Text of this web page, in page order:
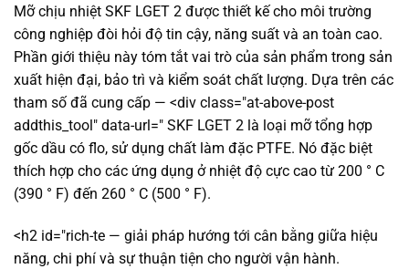
Mỡ chịu nhiệt SKF LGET 2 được thiết kế cho môi trường
công nghiệp đòi hỏi độ tin cậy, năng suất và an toàn cao.
Phần giới thiệu này tóm tắt vai trò của sản phẩm trong sản
xuất hiện đại, bảo trì và kiểm soát chất lượng. Dựa trên các
tham số đã cung cấp — <div class="at-above-post
addthis_tool" data-url=" SKF LGET 2 là loại mỡ tổng hợp
gốc dầu có flo, sử dụng chất làm đặc PTFE. Nó đặc biệt
thích hợp cho các ứng dụng ở nhiệt độ cực cao từ 200 ° C
(390 ° F) đến 260 ° C (500 ° F).
<h2 id="rich-te — giải pháp hướng tới cân bằng giữa hiệu
năng, chi phí và sự thuận tiện cho người vận hành.